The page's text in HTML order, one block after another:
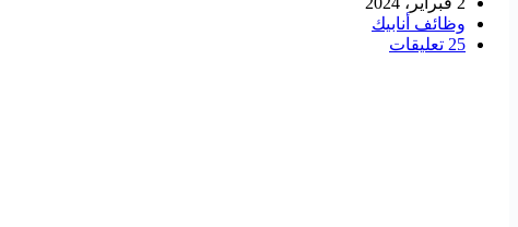
وظائف أنابيك
25 تعليقات